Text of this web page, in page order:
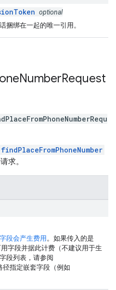
optional
捆绑在一起的唯一引用。
NumberRequest
求。
段会产生费用 。如果传入的是
用字段并据此计费（不建议用于生
段列表，请参阅
径指定嵌套字段（例如